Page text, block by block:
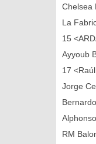
Chelsea
La
15
Ayyoub
17
Jorge
RM